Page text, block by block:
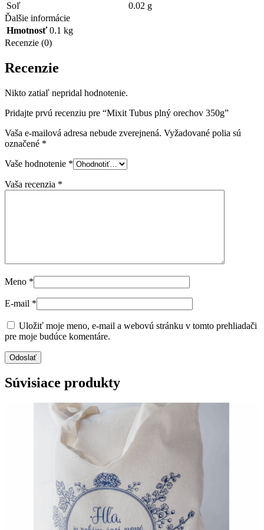
Soľ
0.02 g
Ďalšie informácie
Hmotnosť 0.1 kg
Recenzie (0)
Recenzie
Nikto zatiaľ nepridal hodnotenie.
Pridajte prvú recenziu pre “Mixit Tubus plný orechov 350g”
Vaša e-mailová adresa nebude zverejnená. Vyžadované polia sú
označené *
Vaše hodnotenie *
Vaša recenzia *
Meno *
E-mail *
Uložiť moje meno, e-mail a webovú stránku v tomto prehliadači
pre moje budúce komentáre.
Súvisiace produkty